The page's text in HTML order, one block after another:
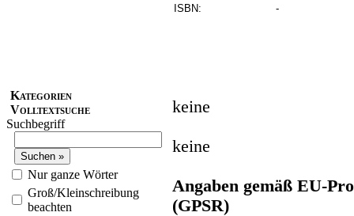
Kategorien
Volltextsuche
Suchbegriff
Nur ganze Wörter
Groß/Kleinschreibung
beachten
ISBN:
-
keine
keine
Angaben gemäß EU-
(GPSR)